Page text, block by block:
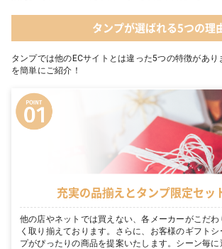
タンプが選ばれる5つの理
タンプでは他のECサイトとは違った5つの特徴があり
を簡単にご紹介！
充実の品揃えとタンプ限定セッ
他の店やネットでは買えない、各メーカーがこだわ
く取り揃えております。さらに、お客様のギフト
プがぴったりの商品を提案いたします。シーン毎